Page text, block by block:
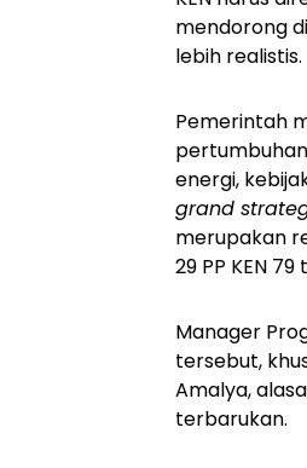
mendorong
lebih realistis.
Pemerintah
energi,
grand
merupakan
29 PP KEN
Manager
tersebut,
Amalya,
terbarukan.